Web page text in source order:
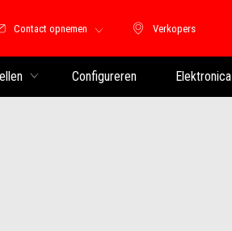
Verkopers
Verkopers
Contact opnemen
Configureren Elektronica